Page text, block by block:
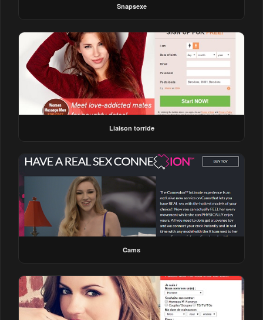
Snapsexe
Liaison torride
Cams